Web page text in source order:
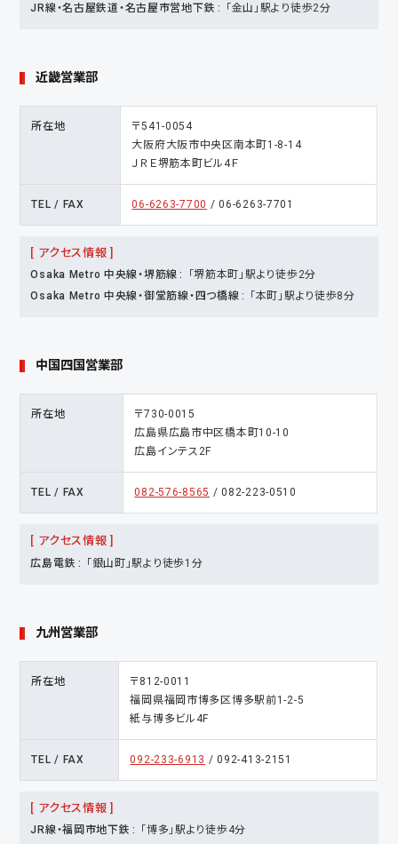
JR線・名古屋鉄道・名古屋市営地下鉄 「金山」駅より徒歩2分
近畿営業部
所在地
〒541-0054
大阪府大阪市中央区南本町1-8-14
ＪＲＥ堺筋本町ビル4Ｆ
TEL / FAX 06-6263-7700 / 06-6263-7701
[ アクセス情報 ]
Osaka Metro 中央線・堺筋線
「堺筋本町」駅より徒歩2分
Osaka Metro 中央線・御堂筋線・四つ橋線
「本町」駅より徒歩8分
中国四国営業部
所在地
〒730-0015
広島県広島市中区橋本町10-10
広島インテス2F
TEL / FAX 082-576-8565 / 082-223-0510
[ アクセス情報 ]
広島電鉄 「銀山町」駅より徒歩1分
九州営業部
所在地
〒812-0011
福岡県福岡市博多区博多駅前1-2-5
紙与博多ビル4F
TEL / FAX 092-233-6913 / 092-413-2151
[ アクセス情報 ]
JR線・福岡市地下鉄 「博多」駅より徒歩4分